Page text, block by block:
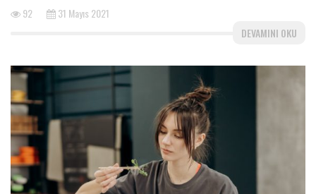
92
31 Mayıs 2021
DEVAMINI OKU